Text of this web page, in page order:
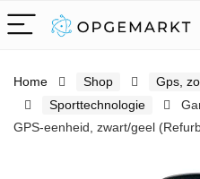
Home Shop
Gps,
Sporttechnologie
GPS-eenheid, zwart/geel